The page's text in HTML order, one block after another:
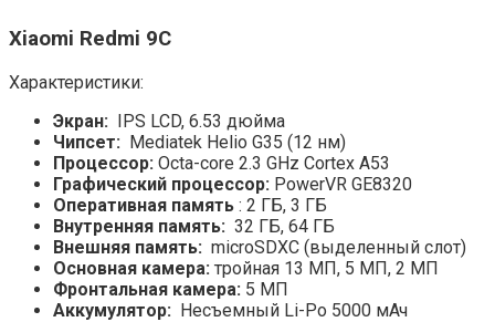
Xiaomi Redmi 9C
Характеристики:
Экран: IPS LCD, 6.53 дюйма
Чипсет: Mediatek Helio G35 (12 нм)
Процессор: Octa-core 2.3 GHz Cortex A53
Графический процессор: PowerVR GE8320
Оперативная память : 2 ГБ, 3 ГБ
Внутренняя память: 32 ГБ, 64 ГБ
Внешняя память: microSDXC (выделенный слот)
Основная камера: тройная 13 МП, 5 МП, 2 МП
Фронтальная камера: 5 МП
Аккумулятор: Несъемный Li-Po 5000 мАч